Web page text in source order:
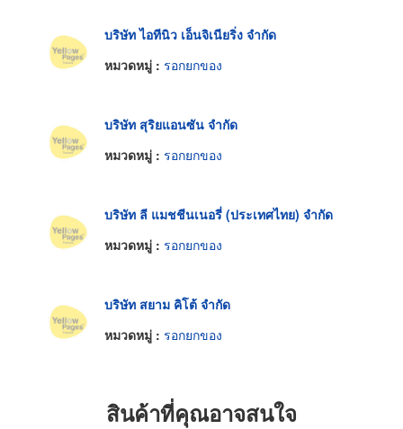
บริษัท ไอทีนิว เอ็นจิเนียริ่ง จำกัด
หมวดหมู่ : รอกยกของ
บริษัท สุริยแอนซัน จำกัด
หมวดหมู่ : รอกยกของ
บริษัท ลี แมชชีนเนอรี่ (ประเทศไทย) จำกัด
หมวดหมู่ : รอกยกของ
บริษัท สยาม คิโต้ จำกัด
หมวดหมู่ : รอกยกของ
สินค้าที่คุณอาจสนใจ